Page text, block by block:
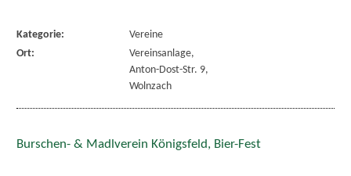
Kategorie:
Vereine
Ort:
Vereinsanlage,
Anton-Dost-Str. 9,
Wolnzach
Burschen- & Madlverein Königsfeld, Bier-Fest